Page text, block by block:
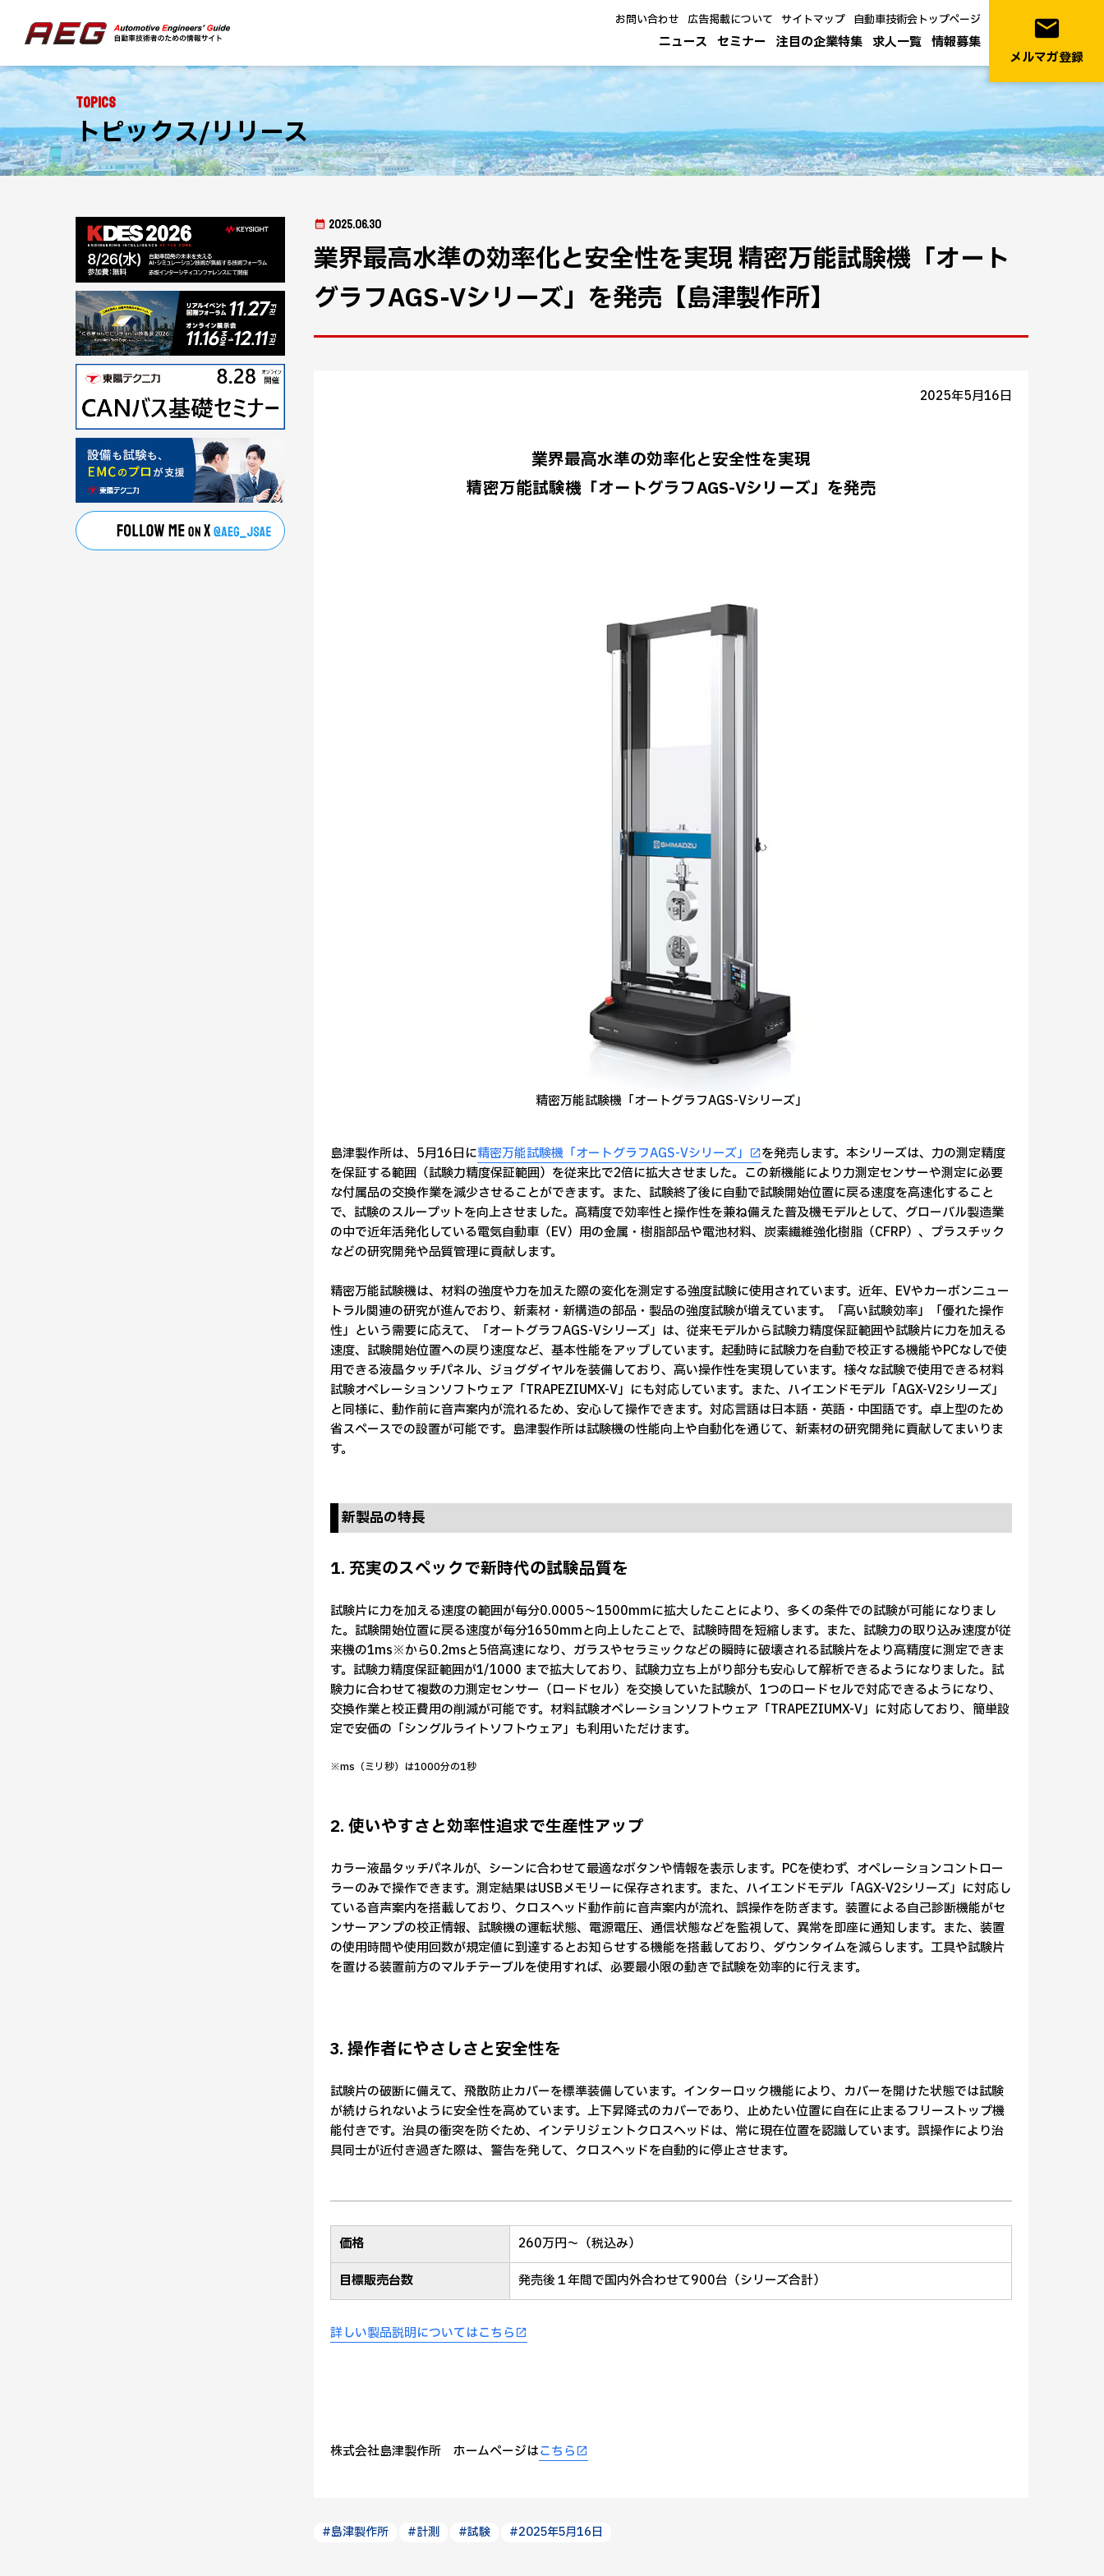
ニュース セミナー 注目の企業特集 求人一覧 情報募集
お問い合わせ 広告掲載について サイトマップ 自動車技術会トップページ email
メルマガ登録
Topics
トピックス/リリース
2025.06.30
業界最高水準の効率化と安全性を実現 精密万能試験機「オート
グラフAGS-Vシリーズ」を発売【島津製作所】
2025年5月16日
業界最高水準の効率化と安全性を実現
精密万能試験機「オートグラフAGS-Vシリーズ」を発売
精密万能試験機「オートグラフAGS-Vシリーズ」
島津製作所は、5月16日に精密万能試験機「オートグラフAGS-Vシリーズ」
を発売します。本シリーズは、力の測定精度
を保証する範囲（試験力精度保証範囲）を従来比で2倍に拡大させました。この新機能により力測定センサーや測定に必要
な付属品の交換作業を減少させることができます。また、試験終了後に自動で試験開始位置に戻る速度を高速化すること
で、試験のスループットを向上させました。高精度で効率性と操作性を兼ね備えた普及機モデルとして、グローバル製造業
の中で近年活発化している電気自動車（EV）用の金属・樹脂部品や電池材料、炭素繊維強化樹脂（CFRP）、プラスチック
などの研究開発や品質管理に貢献します。
精密万能試験機は、材料の強度や力を加えた際の変化を測定する強度試験に使用されています。近年、EVやカーボンニュー
トラル関連の研究が進んでおり、新素材・新構造の部品・製品の強度試験が増えています。「高い試験効率」「優れた操作
性」という需要に応えて、「オートグラフAGS-Vシリーズ」は、従来モデルから試験力精度保証範囲や試験片に力を加える
速度、試験開始位置への戻り速度など、基本性能をアップしています。起動時に試験力を自動で校正する機能やPCなしで使
用できる液晶タッチパネル、ジョグダイヤルを装備しており、高い操作性を実現しています。様々な試験で使用できる材料
試験オペレーションソフトウェア「TRAPEZIUMX-V」にも対応しています。また、ハイエンドモデル「AGX-V2シリーズ」
と同様に、動作前に音声案内が流れるため、安心して操作できます。対応言語は日本語・英語・中国語です。卓上型のため
省スペースでの設置が可能です。島津製作所は試験機の性能向上や自動化を通じて、新素材の研究開発に貢献してまいりま
す。
新製品の特長
1. 充実のスペックで新時代の試験品質を
試験片に力を加える速度の範囲が毎分0.0005～1500mmに拡大したことにより、多くの条件での試験が可能になりまし
た。試験開始位置に戻る速度が毎分1650mmと向上したことで、試験時間を短縮します。また、試験力の取り込み速度が従
来機の1ms※から0.2msと5倍高速になり、ガラスやセラミックなどの瞬時に破壊される試験片をより高精度に測定できま
す。試験力精度保証範囲が1/1000 まで拡大しており、試験力立ち上がり部分も安心して解析できるようになりました。試
験力に合わせて複数の力測定センサー（ロードセル）を交換していた試験が、1つのロードセルで対応できるようになり、
交換作業と校正費用の削減が可能です。材料試験オペレーションソフトウェア「TRAPEZIUMX-V」に対応しており、簡単設
定で安価の「シングルライトソフトウェア」も利用いただけます。
※ms（ミリ秒）は1000分の1秒
2. 使いやすさと効率性追求で生産性アップ
カラー液晶タッチパネルが、シーンに合わせて最適なボタンや情報を表示します。PCを使わず、オペレーションコントロー
ラーのみで操作できます。測定結果はUSBメモリーに保存されます。また、ハイエンドモデル「AGX-V2シリーズ」に対応し
ている音声案内を搭載しており、クロスヘッド動作前に音声案内が流れ、誤操作を防ぎます。装置による自己診断機能がセ
ンサーアンプの校正情報、試験機の運転状態、電源電圧、通信状態などを監視して、異常を即座に通知します。また、装置
の使用時間や使用回数が規定値に到達するとお知らせする機能を搭載しており、ダウンタイムを減らします。工具や試験片
を置ける装置前方のマルチテーブルを使用すれば、必要最小限の動きで試験を効率的に行えます。
3. 操作者にやさしさと安全性を
試験片の破断に備えて、飛散防止カバーを標準装備しています。インターロック機能により、カバーを開けた状態では試験
が続けられないように安全性を高めています。上下昇降式のカバーであり、止めたい位置に自在に止まるフリーストップ機
能付きです。治具の衝突を防ぐため、インテリジェントクロスヘッドは、常に現在位置を認識しています。誤操作により治
具同士が近付き過ぎた際は、警告を発して、クロスヘッドを自動的に停止させます。
価格
260万円～（税込み）
目標販売台数
発売後１年間で国内外合わせて900台（シリーズ合計）
詳しい製品説明についてはこちら
株式会社島津製作所 ホームページはこちら
#島津製作所 #計測 #試験 #2025年5月16日